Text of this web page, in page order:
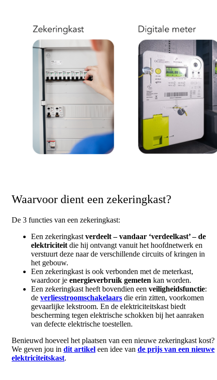
Waarvoor dient een zekeringkast?
De 3 functies van een zekeringkast:
Een zekeringkast verdeelt – vandaar ‘verdeelkast’ – de
elektriciteit die hij ontvangt vanuit het hoofdnetwerk en
verstuurt deze naar de verschillende circuits of kringen in
het gebouw.
Een zekeringkast is ook verbonden met de meterkast,
waardoor je energieverbruik gemeten kan worden.
Een zekeringkast heeft bovendien een veiligheidsfunctie:
de verliesstroomschakelaars die erin zitten, voorkomen
gevaarlijke lekstroom. En de elektriciteitskast biedt
bescherming tegen elektrische schokken bij het aanraken
van defecte elektrische toestellen.
Benieuwd hoeveel het plaatsen van een nieuwe zekeringkast kost?
We geven jou in dit artikel een idee van de prijs van een nieuwe
elektriciteitskast.